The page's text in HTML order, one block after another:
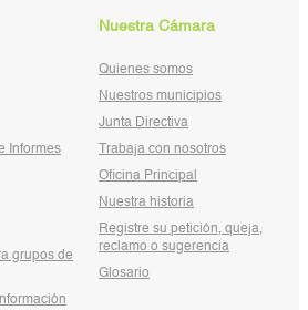
Informes
grupos de
Nuestra Cámara
Quienes somos
Nuestros municipios
Junta Directiva
Trabaja con nosotros
Oficina Principal
Nuestra historia
Registre su petición, queja,
reclamo o sugerencia
Glosario